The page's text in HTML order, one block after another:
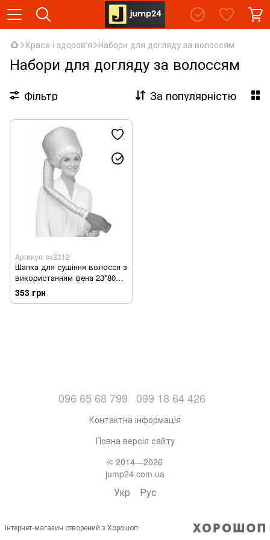
Краса і здоров'я Набори для догляду за волоссям
Набори для догляду за волоссям
Фільтр За популярністю
Артикул: sv2312
Шапка для сушіння волосся з
використанням фена 23*80
см Сірий (sv2312)
353 грн
096 65 68 799 099 18 64 426
Контактна інформація
Повна версія сайту
© 2014—2026
jump24.com.ua
Укр Рус
Інтернет-магазин створений з Хорошоп